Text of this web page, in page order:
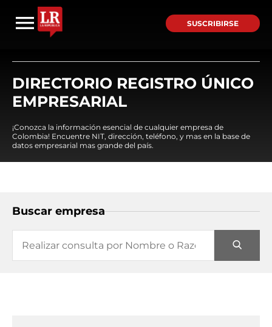
SUSCRIBIRSE
DIRECTORIO REGISTRO ÚNICO
EMPRESARIAL
¡Conozca la información esencial de cualquier empresa de
Colombia! Encuentre NIT, dirección, teléfono, y mas en la base de
datos empresarial mas grande del país.
Buscar empresa